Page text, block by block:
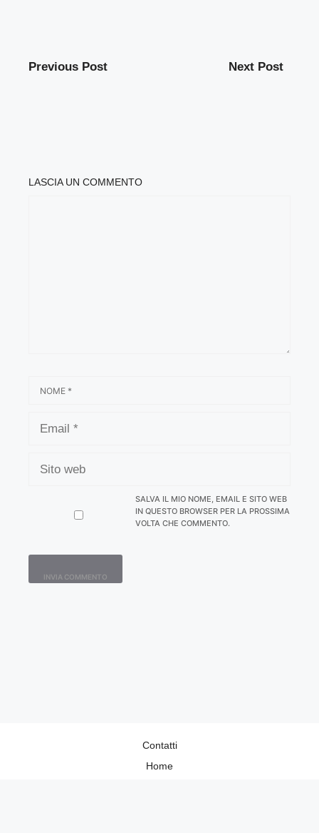
Previous Post Next Post
LASCIA UN COMMENTO
WEB
SALVA IL MIO NOME, EMAIL E SITO WEB
IN QUESTO BROWSER PER LA PROSSIMA
VOLTA CHE COMMENTO.
Contatti
Home